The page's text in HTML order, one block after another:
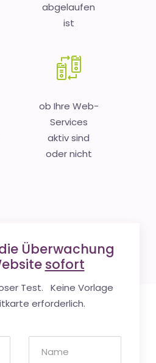
abgelaufen
ist
ob Ihre Web-
Services
aktiv sind
oder nicht
Überwachung
sofort
Test. Keine Vorlage
erforderlich.